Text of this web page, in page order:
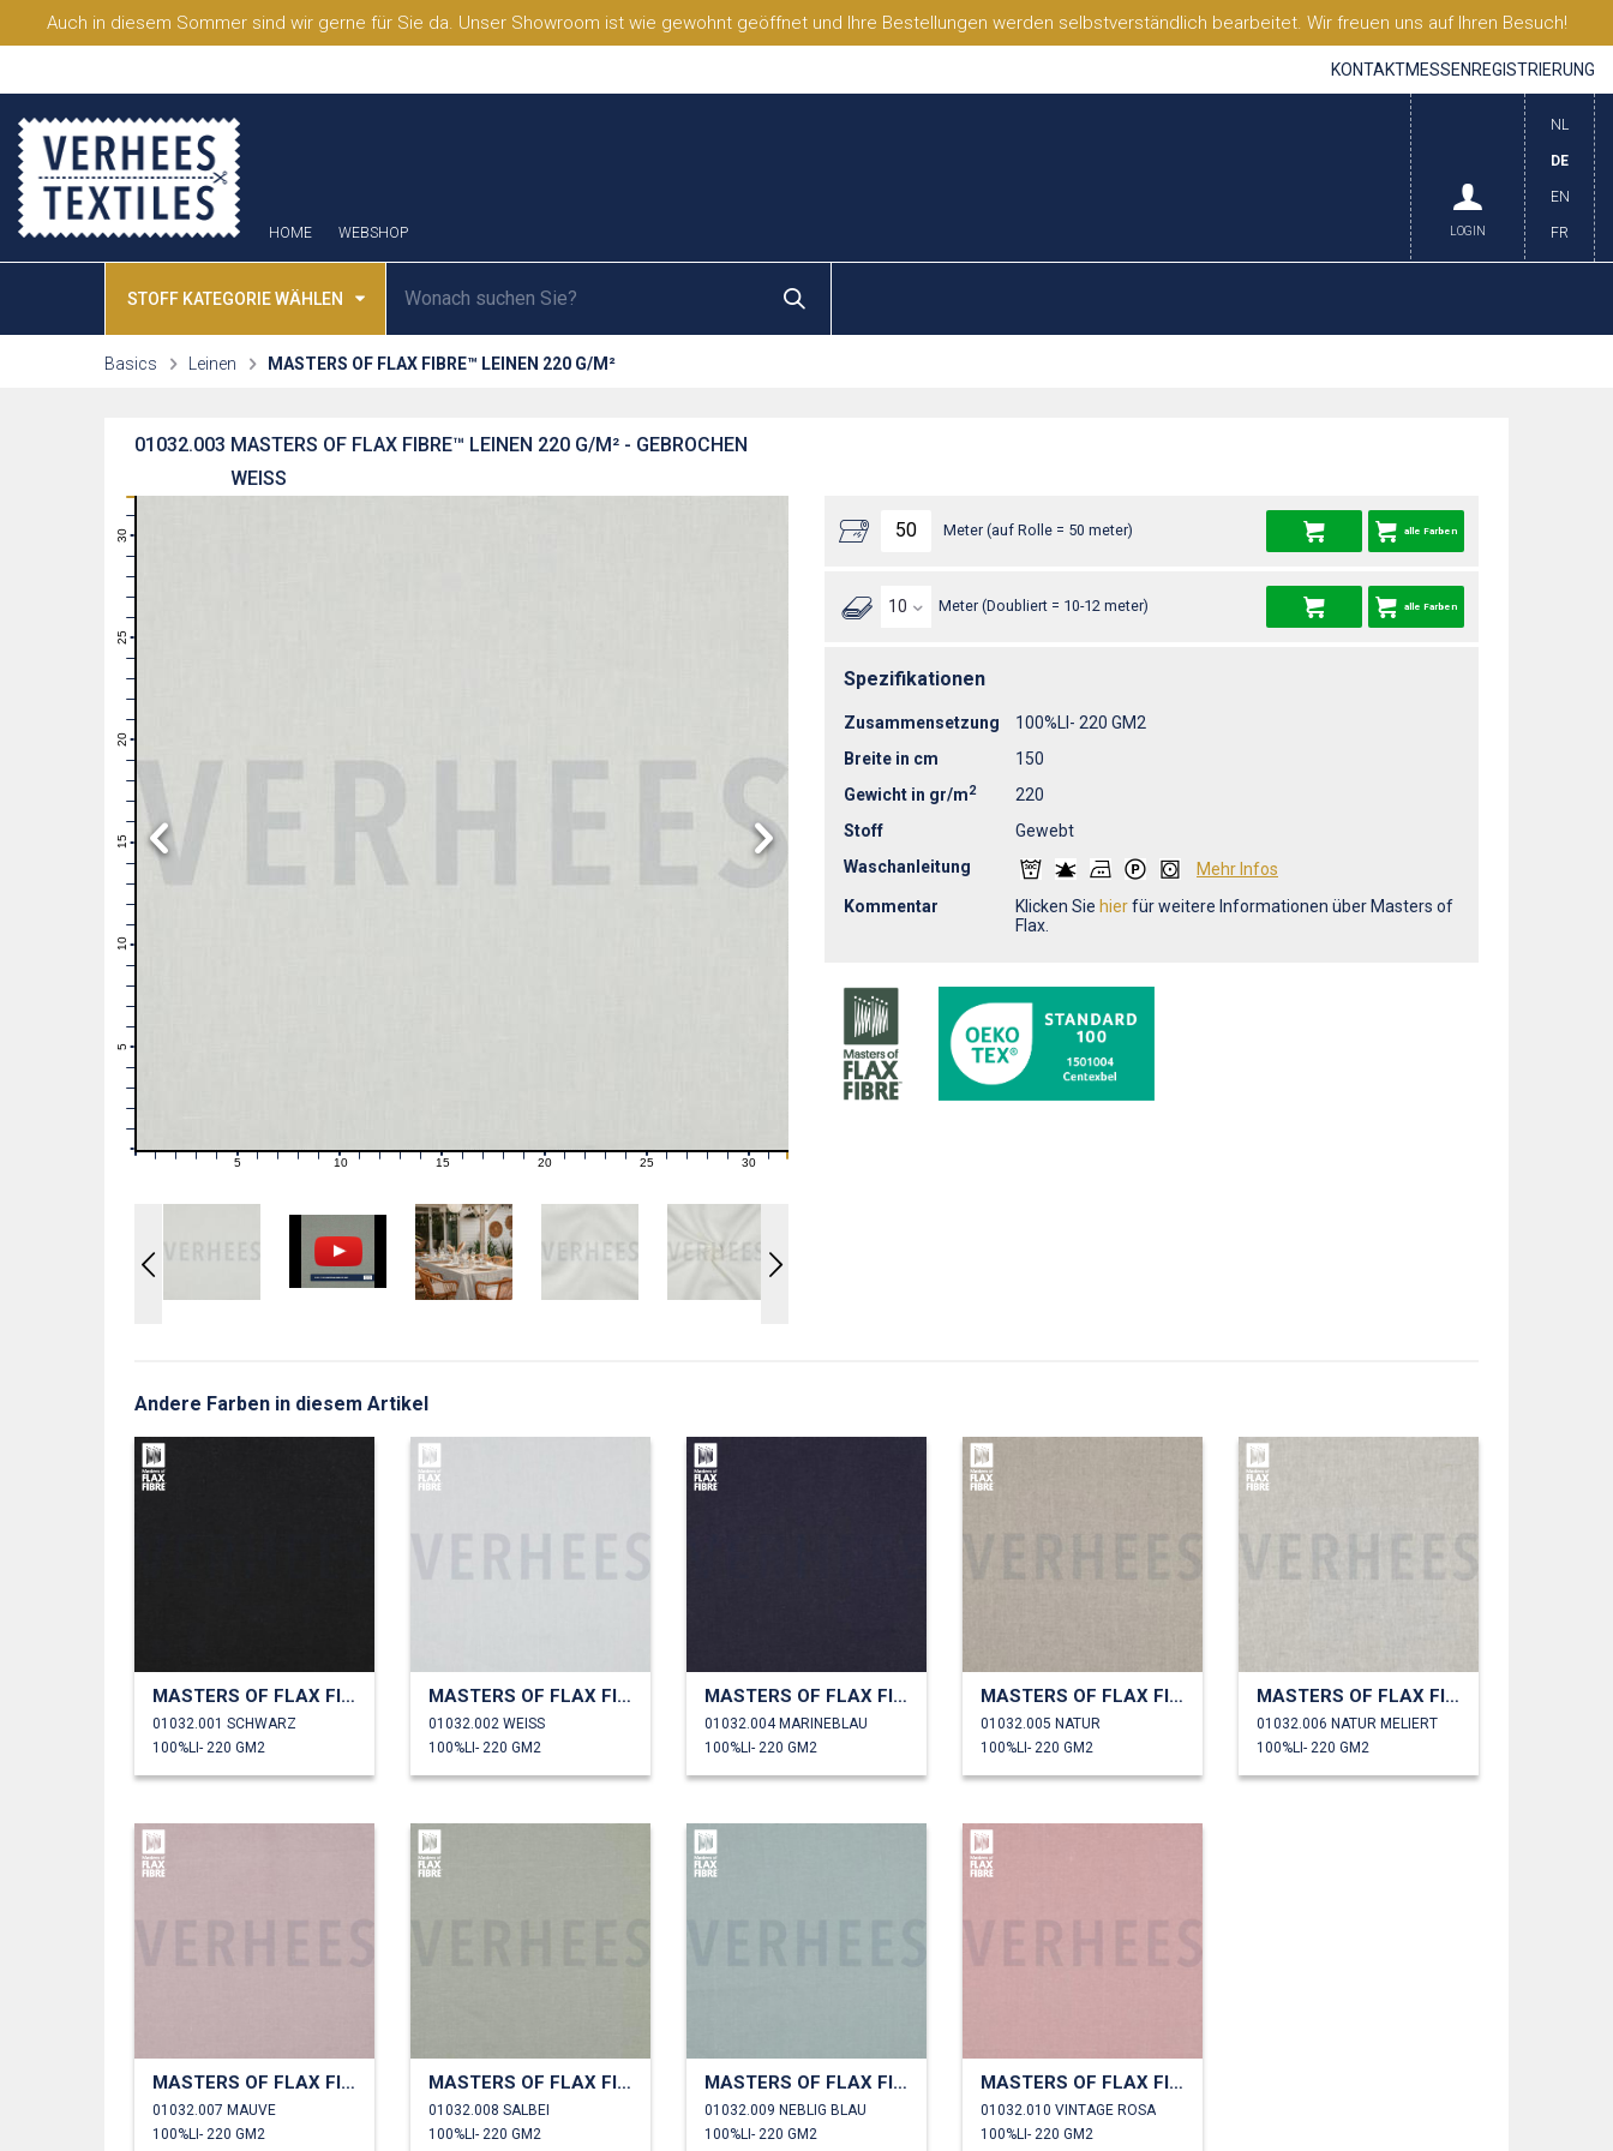
Auch in diesem Sommer sind wir gerne für Sie da. Unser Showroom ist wie gewohnt geöffnet und Ihre Bestellungen werden selbstverständlich bearbeitet. Wir freuen uns auf Ihren Besuch!
KONTAKTMESSEN REGISTRIERUNG
HOME WEBSHOP
NL
DE
EN
FR
LOGIN
STOFF KATEGORIE WÄHLEN
Basics Leinen MASTERS OF FLAX FIBRE™ LEINEN 220 G/M²
MASTERS OF FLAX FIBRE™ LEINEN 220 G/M² - GEBROCHEN
WEISS
01032.003
10
11
12
13
14
15
16
17
18
19
20
21
22
23
24
25
26
27
28
29
30
1 2 3 4 6 7 8 9 11 12 13 14 16 17 18 19 21 22 23 24 26 27 28 29 31
Meter (auf Rolle = 50 meter) alle Farben
Meter (Doubliert = 10-12 meter) alle Farben
Spezifikationen
Zusammensetzung
100%LI- 220 GM2
Breite in cm
150
Gewicht in gr/m2
220
Stoff
Gewebt
Waschanleitung
Mehr Infos
Kommentar
Klicken Sie hierfür weitere Informationen über Masters of
Flax.
Andere Farben in diesem Artikel
MASTERS OF FLAX FIBRE™ LEINEN 220 G/M²
01032.001 SCHWARZ
100%LI- 220 GM2
MASTERS OF FLAX FIBRE™ LEINEN 220 G/M²
01032.002 WEISS
100%LI- 220 GM2
MASTERS OF FLAX FIBRE™ LEINEN 220 G/M²
01032.004 MARINEBLAU
100%LI- 220 GM2
MASTERS OF FLAX FIBRE™ LEINEN 220 G/M²
01032.005 NATUR
100%LI- 220 GM2
MASTERS OF FLAX FIBRE™ LEINEN 220 G/M²
01032.006 NATUR MELIERT
100%LI- 220 GM2
MASTERS OF FLAX FIBRE™ LEINEN 220 G/M²
01032.007 MAUVE
100%LI- 220 GM2
MASTERS OF FLAX FIBRE™ LEINEN 220 G/M²
01032.008 SALBEI
100%LI- 220 GM2
MASTERS OF FLAX FIBRE™ LEINEN 220 G/M²
01032.009 NEBLIG BLAU
100%LI- 220 GM2
MASTERS OF FLAX FIBRE™ LEINEN 220 G/M²
01032.010 VINTAGE ROSA
100%LI- 220 GM2